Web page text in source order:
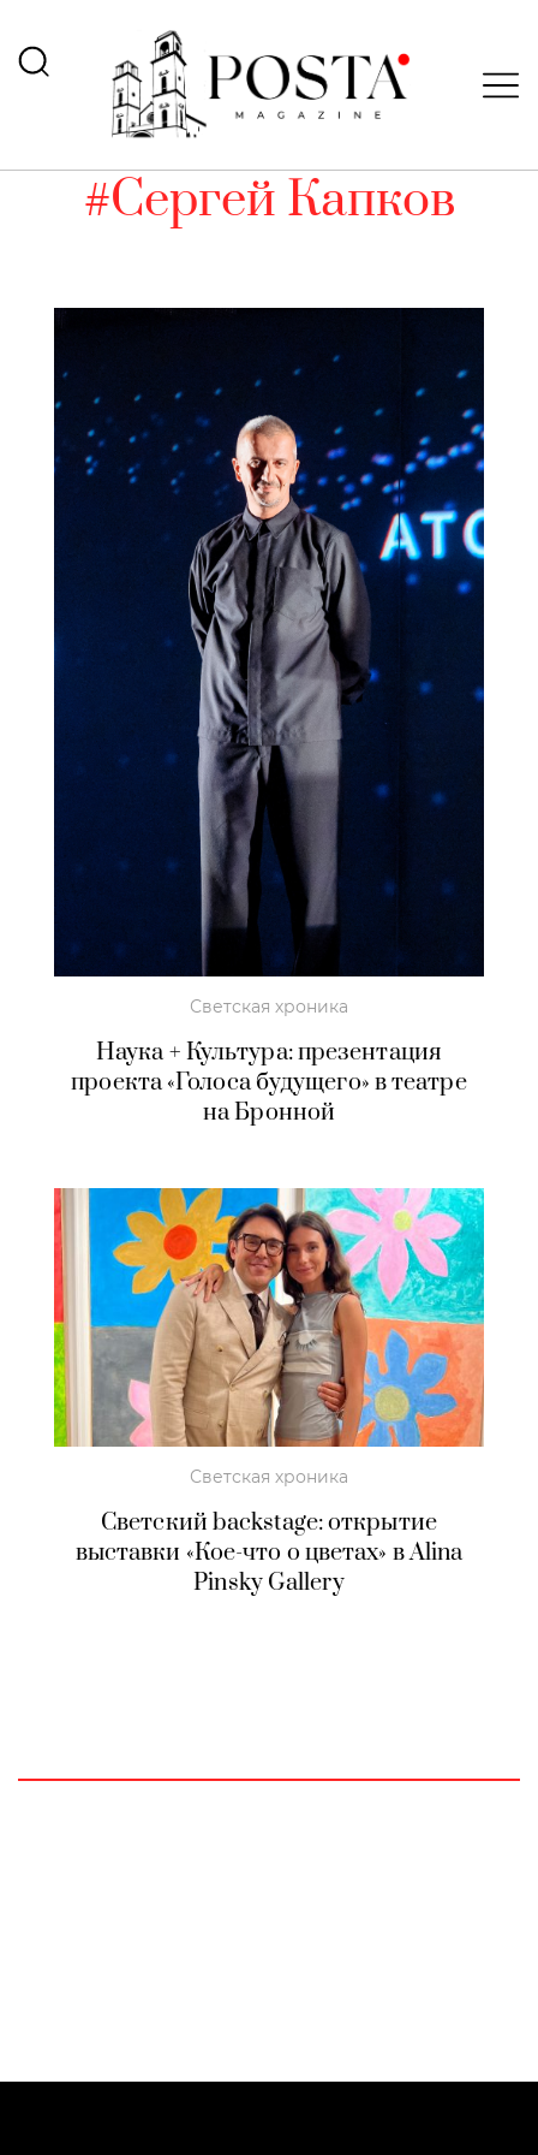
#Сергей Капков
Светская хроника
Наука + Культура: презентация
проекта «Голоса будущего» в театре
на Бронной
Светская хроника
Светский backstage: открытие
выставки «Кое-что о цветах» в Alina
Pinsky Gallery